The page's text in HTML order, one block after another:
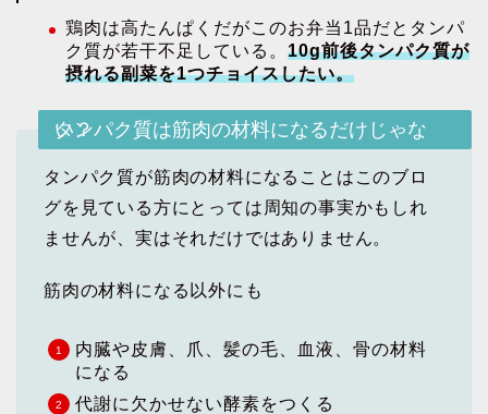
鶏肉は高たんぱくだがこのお弁当1品だとタンパ
ク質が若干不足している。 10g前後タンパク質が
摂れる副菜を1つチョイスしたい。
タンパク質は筋肉の材料になるだけじゃない？
タンパク質が筋肉の材料になることはこのブロ
グを見ている方にとっては周知の事実かもしれ
ませんが、実はそれだけではありません。
筋肉の材料になる以外にも
内臓や皮膚、爪、髪の毛、血液、骨の材料
になる
代謝に欠かせない酵素をつくる